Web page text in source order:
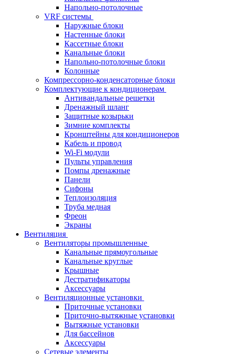
Напольно-потолочные
VRF системы
Наружные блоки
Настенные блоки
Кассетные блоки
Канальные блоки
Напольно-потолочные блоки
Колонные
Компрессорно-конденсаторные блоки
Комплектующие к кондиционерам
Антивандальные решетки
Дренажный шланг
Защитные козырьки
Зимние комплекты
Кронштейны для кондиционеров
Кабель и провод
Wi-Fi модули
Пульты управления
Помпы дренажные
Панели
Сифоны
Теплоизоляция
Труба медная
Фреон
Экраны
Вентиляция
Вентиляторы промышленные
Канальные прямоугольные
Канальные круглые
Крышные
Дестратификаторы
Аксессуары
Вентиляционные установки
Приточные установки
Приточно-вытяжные установки
Вытяжные установки
Для бассейнов
Аксессуары
Сетевые элементы